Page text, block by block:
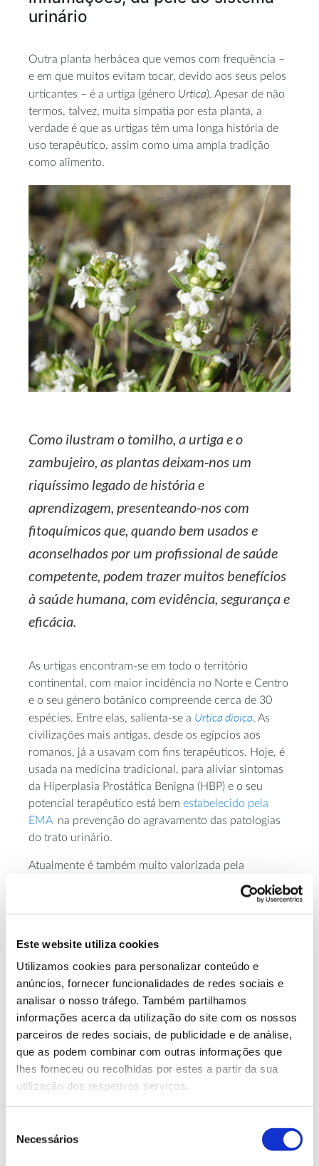
Este website utiliza cookies
Utilizamos cookies para personalizar conteúdo e
anúncios, fornecer funcionalidades de redes sociais e
analisar o nosso tráfego. Também partilhamos
informações acerca da utilização do site com os nossos
parceiros de redes sociais, de publicidade e de análise,
que as podem combinar com outras informações que
lhes forneceu ou recolhidas por estes a partir da sua
utilização dos respetivos serviços.
Necessários
urinário
Outra planta herbácea que vemos com frequência –
e em que muitos evitam tocar, devido aos seus pelos
urticantes – é a urtiga (género Urtica). Apesar de não
termos, talvez, muita simpatia por esta planta, a
verdade é que as urtigas têm uma longa história de
uso terapêutico, assim como uma ampla tradição
como alimento.
Como ilustram o tomilho, a urtiga e o
zambujeiro, as plantas deixam-nos um
riquíssimo legado de história e
aprendizagem, presenteando-nos com
fitoquímicos que, quando bem usados e
aconselhados por um profissional de saúde
competente, podem trazer muitos benefícios
à saúde humana, com evidência, segurança e
eficácia.
As urtigas encontram-se em todo o território
continental, com maior incidência no Norte e Centro
e o seu género botânico compreende cerca de 30
espécies. Entre elas, salienta-se a Urtica dioica. As
civilizações mais antigas, desde os egípcios aos
romanos, já a usavam com fins terapêuticos. Hoje, é
usada na medicina tradicional, para aliviar sintomas
da Hiperplasia Prostática Benigna (HBP) e o seu
potencial terapêutico está bem estabelecido pela
EMA na prevenção do agravamento das patologias
do trato urinário.
Atualmente é também muito valorizada pela
cosmética, que a aplica em loções e champôs para
tratar a dermatite seborreica (caspa) e aliviar o
prurido.
Na culinária, a urtiga poder ser usada em sopas, pois
com o cozimento perde as propriedades urticantes. É
uma boa fonte de fibra e compostos fenólicos, como
a quercetina, que lhe confere atividade
imunomodeladora, antioxidante e anti-inflamatória, e
tem sido usada para combater algumas condições
alérgicas.
Zambujeiro: potencial terapêutico
na regulação da tensão arterial e